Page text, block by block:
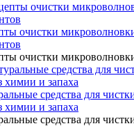
очистки
очистки
средства для
химии и запаха
средства для